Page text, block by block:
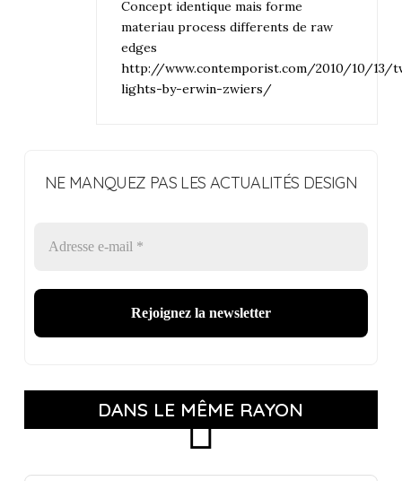
Concept identique mais forme
materiau process differents de raw
edges
http://www.contemporist.com/2010/10/13/
lights-by-erwin-zwiers/
NE MANQUEZ PAS LES ACTUALITÉS DESIGN
DANS LE MÊME RAYON